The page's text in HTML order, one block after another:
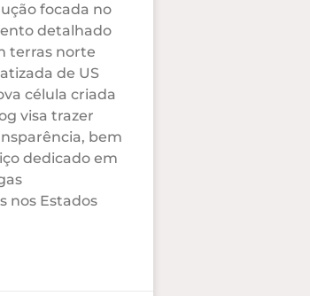
focada no
detalhado
terras norte
de US
célula criada
visa trazer
bem
dedicado em
nos Estados